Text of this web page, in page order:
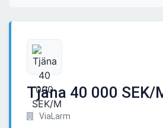
Tjäna 40 000 SEK/
ViaLarm